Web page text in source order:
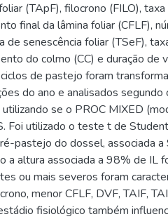
(TApF), filocrono (FILO),
final da lâmina foliar (CFLF),
de senescência foliar (TSeF),
do colmo (CC) e duração de
de pastejo foram
do ano e analisados
se o PROC MIXED
Foi utilizado o teste t de
pastejo do dossel, associada
a altura associada a 98% de IL
ou mais severos foram
menor CFLF, DVF, TAIF,
fisiológico também